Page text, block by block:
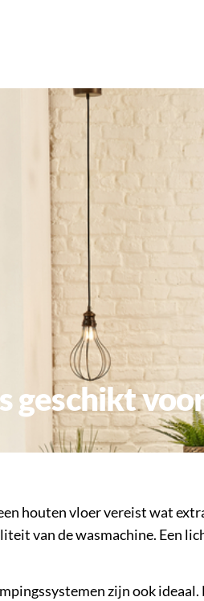
geschikt
houten vloer vereist wat
van de wasmachine. Een
zijn ook